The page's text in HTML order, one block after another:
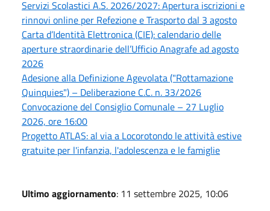
Servizi Scolastici A.S. 2026/2027: Apertura iscrizioni e
rinnovi online per Refezione e Trasporto dal 3 agosto
Carta d’Identità Elettronica (CIE): calendario delle
aperture straordinarie dell’Ufficio Anagrafe ad agosto
2026
Adesione alla Definizione Agevolata ("Rottamazione
Quinquies") – Deliberazione C.C. n. 33/2026
Convocazione del Consiglio Comunale – 27 Luglio
2026, ore 16:00
Progetto ATLAS: al via a Locorotondo le attività estive
gratuite per l'infanzia, l'adolescenza e le famiglie
Ultimo aggiornamento: 11 settembre 2025, 10:06